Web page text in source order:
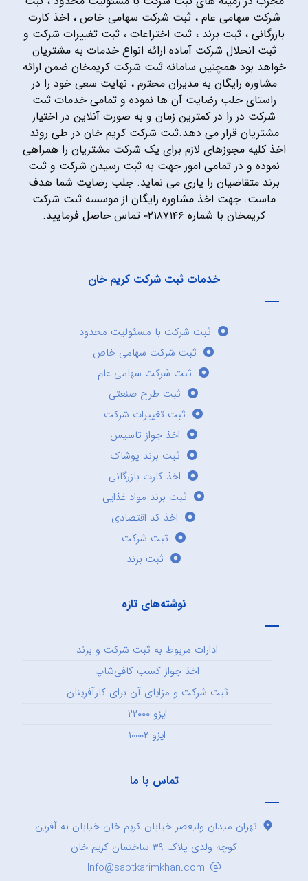
شرکت سهامی عام ، ثبت شرکت سهامی خاص ، اخذ کارت
بازرگانی ، ثبت برند ، ثبت اختراعات ، ثبت تغییرات شرکت و
ثبت انحلال شرکت آماده ارائه انواع خدمات به مشتریان
خواهد بود همچنین سامانه ثبت شرکت کریمخان ضمن ارائه
مشاوره رایگان به مدیران محترم ، نهایت سعی خود را در
راستای جلب رضایت آن ها نموده و تمامی خدمات ثبت
شرکت در را در کمترین زمان و به صورت آنلاین در اختیار
مشتریان قرار می دهد.ثبت شرکت کریم خان در طی روند
اخذ کلیه مجوزهای لازم برای یک شرکت مشتریان را همراهی
نموده و در تمامی امور جهت به ثبت رسیدن شرکت و ثبت
برند متقاضیان را یاری می نماید. جلب رضایت شما هدف
ماست. جهت اخذ مشاوره رایگان از موسسه ثبت شرکت
کریمخان با شماره ۰۲۱۸۷۱۴۶ تماس حاصل فرمایید.
خدمات ثبت شرکت کریم خان
ثبت شرکت با مسئولیت محدود
ثبت شرکت سهامی خاص
ثبت شرکت سهامی عام
ثبت طرح صنعتی
ثبت تغییرات شرکت
اخذ جواز تاسیس
ثبت برند پوشاک
اخذ کارت بازرگانی
ثبت برند مواد غذایی
اخذ کد اقتصادی
ثبت شرکت
ثبت برند
نوشته‌های تازه
ادارات مربوط به ثبت شرکت و برند
اخذ جواز کسب کافی‌شاپ
ثبت شرکت و مزایای آن برای کارآفرینان
ایزو ۲۲۰۰۰
ایزو ۱۰۰۰۲
تماس با ما
تهران میدان ولیعصر خیابان کریم خان خیابان به آفرین
کوچه ولدی پلاک ۳۹ ساختمان کریم خان
Info@sabtkarimkhan.com